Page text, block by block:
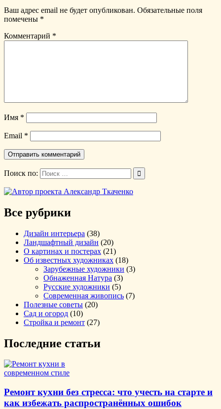
Ваш адрес email не будет опубликован. Обязательные поля
помечены *
Комментарий *
Имя *
Email *
Поиск по:
Все рубрики
Дизайн интерьера (38)
Ландшафтный дизайн (20)
О картинах и постерах (21)
Об известных художниках (18)
Зарубежные художники (3)
Обнаженная Натура (3)
Русские художники (5)
Современная живопись (7)
Полезные советы (20)
Сад и огород (10)
Стройка и ремонт (27)
Последние статьи
Ремонт кухни без стресса: что учесть на старте и
как избежать распространённых ошибок